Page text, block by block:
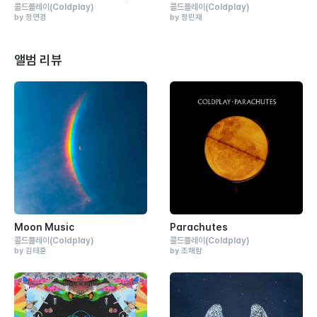
콜드플레이 (Coldplay)
by 정연경
콜드플레이 (Coldplay)
by 정민재
앨범 리뷰
Moon Music
콜드플레이 (Coldplay)
by 김태훈
Parachutes
콜드플레이 (Coldplay)
by 조해람